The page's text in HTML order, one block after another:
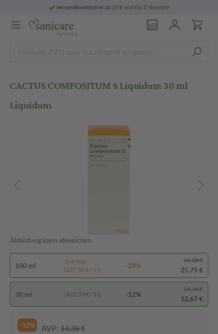
versandkostenfreiab 29 € und für E-Rezepte
CACTUS COMPOSITUM S Liquidum 30 ml
Liquidum
Abbildung kann abweichen
100 ml
Spartipp
(257,50 € / 1 l)
-29%
36,08 €
25,75 €
30 ml (422,33 € / 1 l) -12%
14,36 €
12,67 €
-12% AVP: 14,36 €